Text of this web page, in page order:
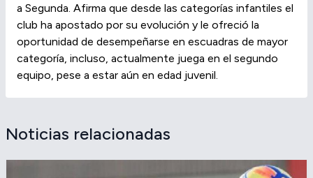
a Segunda. Afirma que desde las categorías infantiles el
club ha apostado por su evolución y le ofreció la
oportunidad de desempeñarse en escuadras de mayor
categoría, incluso, actualmente juega en el segundo
equipo, pese a estar aún en edad juvenil.
Noticias relacionadas